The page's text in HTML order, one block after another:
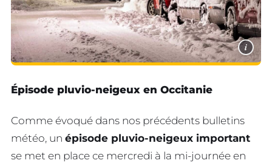
i
Épisode pluvio-neigeux en Occitanie
Comme évoqué dans nos précédents bulletins
météo, un épisode pluvio-neigeux important
se met en place ce mercredi à la mi-journée en